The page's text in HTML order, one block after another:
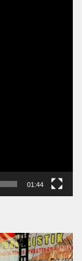
01:44